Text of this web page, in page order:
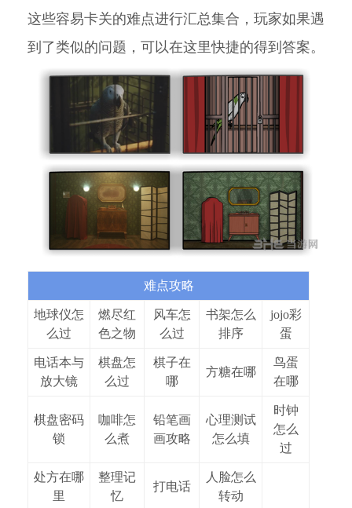
这些容易卡关的难点进行汇总集合，玩家如果遇
到了类似的问题，可以在这里快捷的得到答案。
难点攻略
地球仪怎
么过
燃尽红
色之物
风车怎
么过
书架怎么
排序
jojo彩
蛋
电话本与
放大镜
棋盘怎
么过
棋子在
哪
方糖在哪
鸟蛋
在哪
棋盘密码
锁
咖啡怎
么煮
铅笔画
画攻略
心理测试
怎么填
时钟
怎么
过
处方在哪
里
整理记
忆
打电话
人脸怎么
转动